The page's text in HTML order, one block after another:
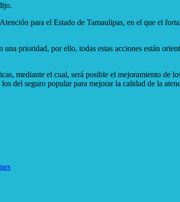
para el Estado de Tamaulipas, en el que el
prioridad, por ello, todas estas acciones están
mediante el cual, será posible el mejoramiento de
del seguro popular para mejorar la calidad de la